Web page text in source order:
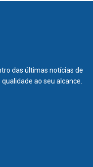
das últimas notícias de
ao seu alcance.